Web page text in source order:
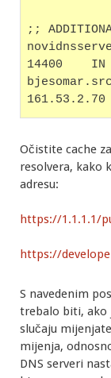
;;
14400    IN
161.53.2.70
Očistite cache
resolvera, kako
adresu:
https://1.1.1.1/
https://
S navedenim
trebalo biti, ako
slučaju
mijenja,
DNS serveri